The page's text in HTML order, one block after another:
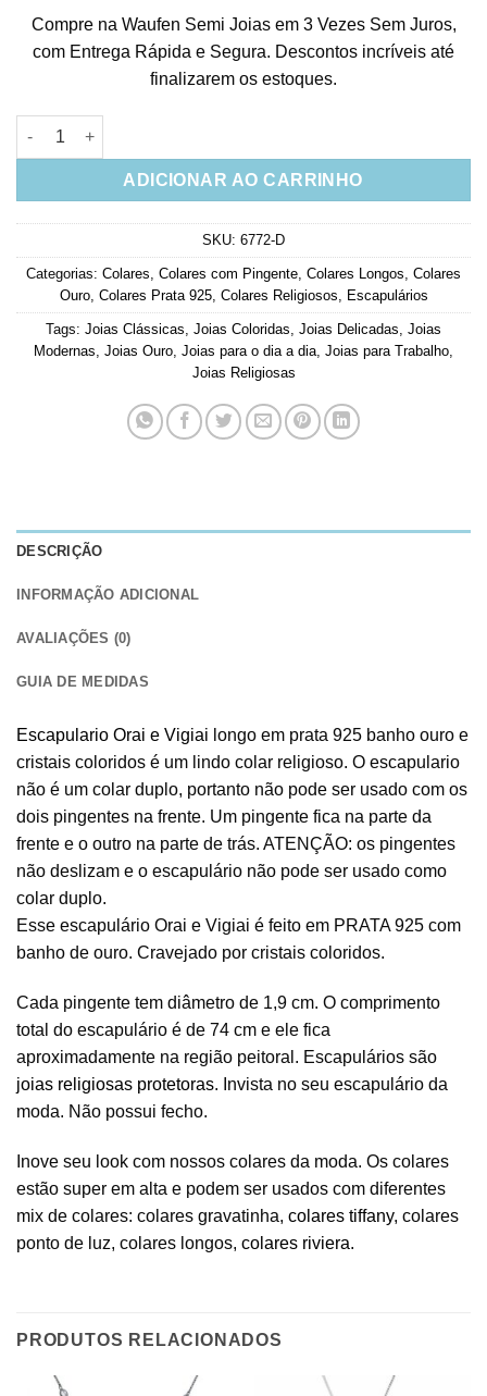
Compre na Waufen Semi Joias em 3 Vezes Sem Juros,
com Entrega Rápida e Segura. Descontos incríveis até
finalizarem os estoques.
Escapulario Orai E Vigiai Longo Em Prata 925 Banho Ouro E
ADICIONAR AO CARRINHO
SKU: 6772-D
Categorias: Colares, Colares com Pingente, Colares Longos, Colares
Ouro, Colares Prata 925, Colares Religiosos, Escapulários
Tags: Joias Clássicas, Joias Coloridas, Joias Delicadas, Joias
Modernas, Joias Ouro, Joias para o dia a dia, Joias para Trabalho,
Joias Religiosas
DESCRIÇÃO
INFORMAÇÃO ADICIONAL
AVALIAÇÕES (0)
GUIA DE MEDIDAS
Escapulario Orai e Vigiai longo em prata 925 banho ouro e
cristais coloridos é um lindo colar religioso. O escapulario
não é um colar duplo, portanto não pode ser usado com os
dois pingentes na frente. Um pingente fica na parte da
frente e o outro na parte de trás. ATENÇÃO: os pingentes
não deslizam e o escapulário não pode ser usado como
colar duplo.
Esse escapulário Orai e Vigiai é feito em PRATA 925 com
banho de ouro. Cravejado por cristais coloridos.
Cada pingente tem diâmetro de 1,9 cm. O comprimento
total do escapulário é de 74 cm e ele fica
aproximadamente na região peitoral. Escapulários são
joias religiosas protetoras. Invista no seu escapulário da
moda. Não possui fecho.
Inove seu look com nossos colares da moda. Os colares
estão super em alta e podem ser usados com diferentes
mix de colares: colares gravatinha, colares tiffany, colares
ponto de luz, colares longos, colares riviera.
PRODUTOS RELACIONADOS